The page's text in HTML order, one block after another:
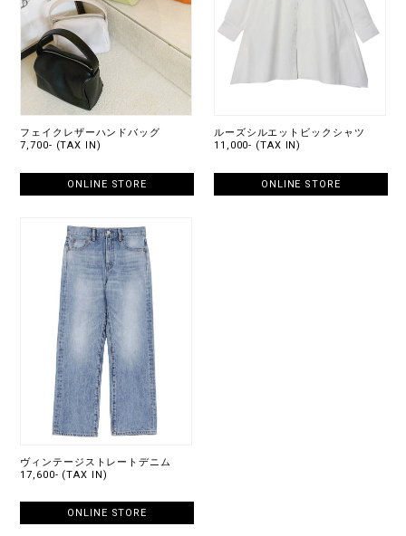
フェイクレザーハンドバッグ
7,700- (TAX IN)
ONLINE STORE
ルーズシルエットビックシャツ
11,000- (TAX IN)
ONLINE STORE
ヴィンテージストレートデニム
17,600- (TAX IN)
ONLINE STORE